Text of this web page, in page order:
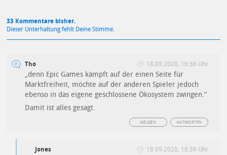
33 Kommentare bisher.
Dieser Unterhaltung fehlt Deine Stimme.
Tho 18.09.2020, 16:36 Uhr
„denn Epic Games kämpft auf der einen Seite für
Marktfreiheit, möchte auf der anderen Spieler jedoch
ebenso in das eigene geschlossene Ökosystem zwingen.“
Damit ist alles gesagt.
ANTWORTEN
MELDEN
Jones 18.09.2020, 18:36 Uhr